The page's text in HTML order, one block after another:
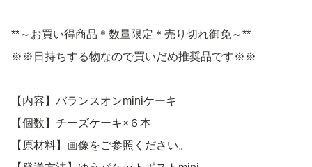
**～お買い得商品＊数量限定＊売り切れ御免～**
※※日持ちする物なので買いだめ推奨品です※※
【内容】バランスオンminiケーキ
【個数】チーズケーキ×６本
【原材料】画像をご参照ください。